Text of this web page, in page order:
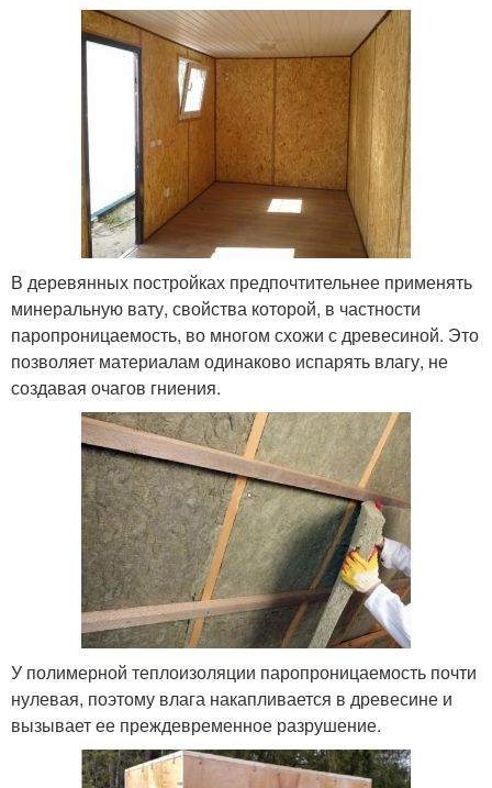
В деревянных постройках предпочтительнее применять
минеральную вату, свойства которой, в частности
паропроницаемость, во многом схожи с древесиной. Это
позволяет материалам одинаково испарять влагу, не
создавая очагов гниения.
У полимерной теплоизоляции паропроницаемость почти
нулевая, поэтому влага накапливается в древесине и
вызывает ее преждевременное разрушение.